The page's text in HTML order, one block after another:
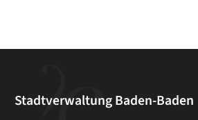
Stadtverwaltung Baden-Baden